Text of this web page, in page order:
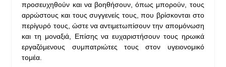
προσευχηθούν και να βοηθήσουν, όπως μπορούν, τους
αρρώστους και τους συγγενείς τους, που βρίσκονται στο
περίγυρό τους, ώστε να αντιμετωπίσουν την απομόνωση
και τη μοναξιά, Επίσης να ευχαριστήσουν τους ηρωικά
εργαζόμενους συμπατριώτες τους στον υγειονομικό
τομέα.